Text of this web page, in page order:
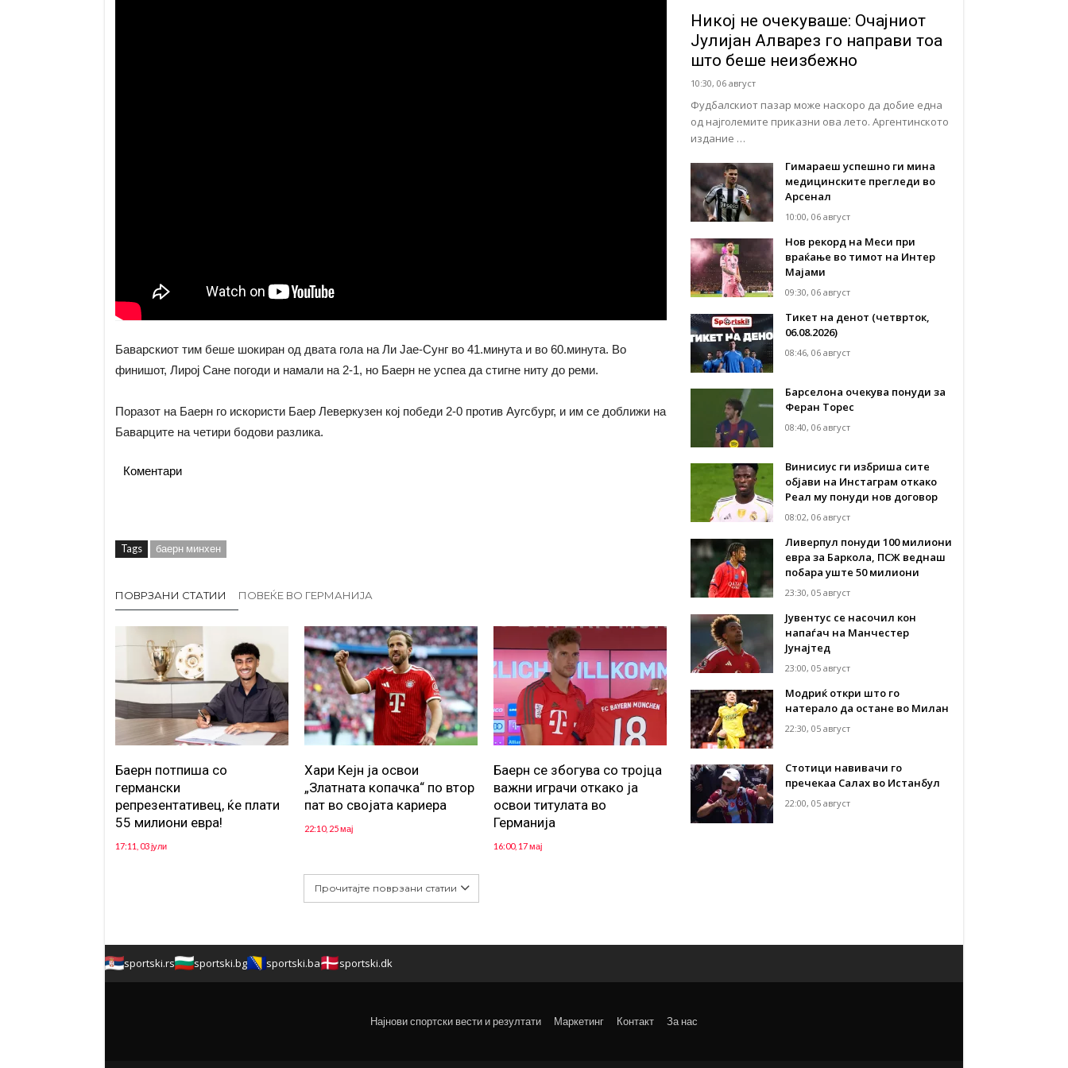
Баварскиот тим беше шокиран од двата гола на Ли Јае-Сунг во 41.минута и во 60.минута. Во
финишот, Лирој Сане погоди и намали на 2-1, но Баерн не успеа да стигне ниту до реми.
Поразот на Баерн го искористи Баер Леверкузен кој победи 2-0 против Аугсбург, и им се доближи на
Баварците на четири бодови разлика.
Коментари
Tags баерн минхен
ПОВРЗАНИ СТАТИИ ПОВЕЌЕ ВО ГЕРМАНИЈА
Баерн потпиша со
германски
репрезентативец, ќе плати
55 милиони евра!
17:11, 03 јули
Хари Кејн ја освои
„Златната копачка“ по втор
пат во својата кариера
22:10, 25 мај
Баерн се збогува со тројца
важни играчи откако ја
освои титулата во
Германија
16:00, 17 мај
Прочитајте поврзани статии
Никој не очекуваше: Очајниот
Јулијан Алварез го направи тоа
што беше неизбежно
10:30, 06 август
Фудбалскиот пазар може наскоро да добие една
од најголемите приказни ова лето. Аргентинското
издание …
Гимараеш успешно ги мина
медицинските прегледи во
Арсенал
10:00, 06 август
Нов рекорд на Меси при
враќање во тимот на Интер
Мајами
09:30, 06 август
Тикет на денот (четврток,
06.08.2026)
08:46, 06 август
Барселона очекува понуди за
Феран Торес
08:40, 06 август
Винисиус ги избриша сите
објави на Инстаграм откако
Реал му понуди нов договор
08:02, 06 август
Ливерпул понуди 100 милиони
евра за Баркола, ПСЖ веднаш
побара уште 50 милиони
23:30, 05 август
Јувентус се насочил кон
напаѓач на Манчестер
Јунајтед
23:00, 05 август
Модриќ откри што го
натерало да остане во Милан
22:30, 05 август
Стотици навивачи го
пречекаа Салах во Истанбул
22:00, 05 август
sportski.rs sportski.bg sportski.ba sportski.dk
Најнови спортски вести и резултати Маркетинг Контакт За нас